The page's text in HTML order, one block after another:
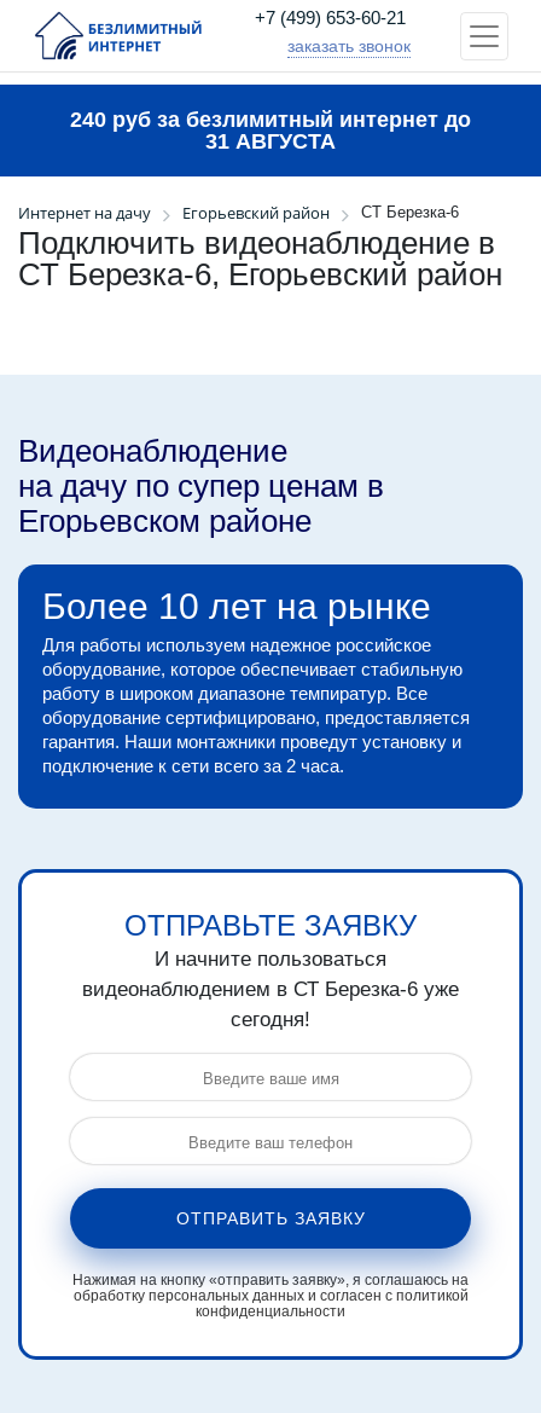
+7 (499) 653-60-21
заказать звонок
240 руб за безлимитный интернет до
31 АВГУСТА
Интернет на дачу Егорьевский район СТ Березка-6
Подключить видеонаблюдение в
СТ Березка-6, Егорьевский район
Видеонаблюдение
на дачу по супер ценам в
Егорьевском районе
Более 10 лет на рынке
Для работы используем надежное российское
оборудование, которое обеспечивает стабильную
работу в широком диапазоне темпиратур. Все
оборудование сертифицировано, предоставляется
гарантия. Наши монтажники проведут установку и
подключение к сети всего за 2 часа.
ОТПРАВЬТЕ ЗАЯВКУ
И начните пользоваться
видеонаблюдением в СТ Березка-6 уже
сегодня!
ОТПРАВИТЬ ЗАЯВКУ
Нажимая на кнопку «отправить заявку», я соглашаюсь на
обработку персональных данных и согласен с политикой
конфиденциальности